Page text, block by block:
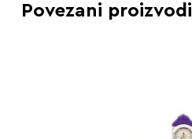
Povezani proizvodi